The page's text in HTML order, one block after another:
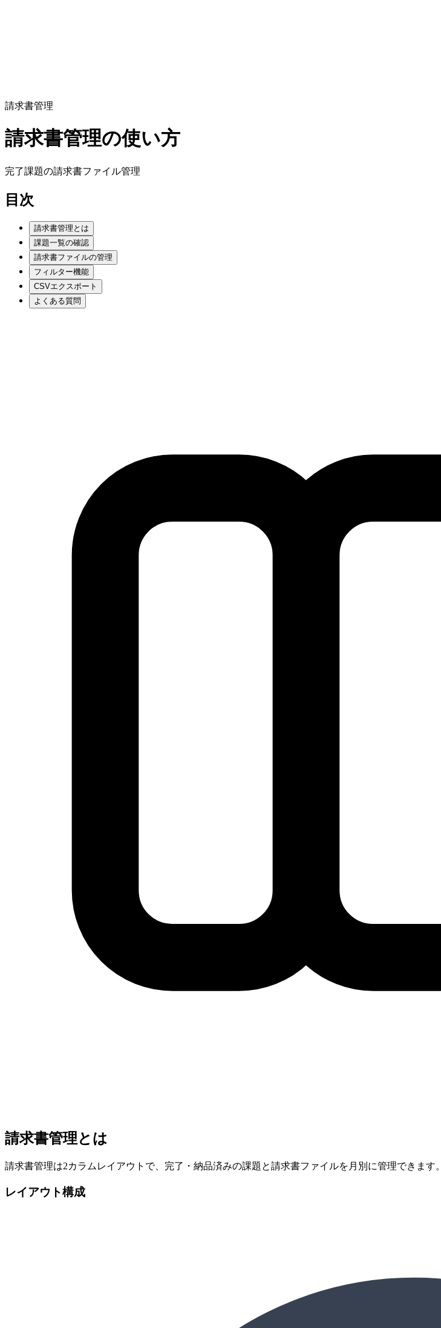
請求書管理
請求書管理の使い方
完了課題の請求書ファイル管理
目次
請求書管理とは
課題一覧の確認
請求書ファイルの管理
フィルター機能
CSVエクスポート
よくある質問
請求書管理とは
請求書管理は2カラムレイアウトで、完了・納品済みの課題と請求書ファイルを月別に管理できます。
レイアウト構成